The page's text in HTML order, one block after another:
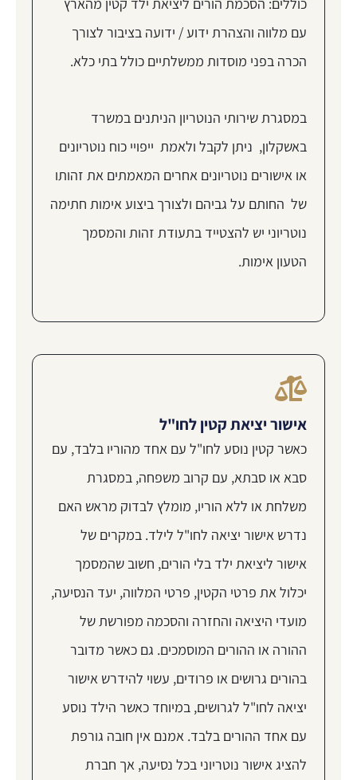
עם מלווה והצהרת ידוע / ידועה בציבור לצורך
הכרה בפני מוסדות ממשלתיים כולל בתי כלא.
במסגרת שירותי הנוטריון הניתנים במשרד
באשקלון, ניתן לקבל ולאמת ייפויי כוח נוטריונים
או אישורים נוטריונים אחרים המאמתים את זהותו
של החותם על גביהם ולצורך ביצוע אימות חתימה
נוטריוני יש להצטייד בתעודת זהות והמסמך
הטעון אימות.
אישור יציאת קטין לחו"ל
כאשר קטין נוסע לחו"ל עם אחד מהוריו בלבד, עם
סבא או סבתא, עם קרוב משפחה, במסגרת
משלחת או ללא הוריו, מומלץ לבדוק מראש האם
נדרש אישור יציאה לחו"ל לילד. במקרים של
אישור ליציאת ילד בלי הורים, חשוב שהמסמך
יכלול את פרטי הקטין, פרטי המלווה, יעד הנסיעה,
מועדי היציאה והחזרה והסכמה מפורשת של
ההורה או ההורים המוסמכים. גם כאשר מדובר
בהורים גרושים או פרודים, עשוי להידרש אישור
יציאה לחו"ל לגרושים, במיוחד כאשר הילד נוסע
עם אחד ההורים בלבד. אמנם אין חובה גורפת
להציג אישור נוטריוני בכל נסיעה, אך חברת